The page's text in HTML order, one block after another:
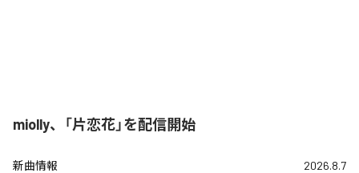
miolly、「片恋花」を配信開始
新曲情報 2026.8.7